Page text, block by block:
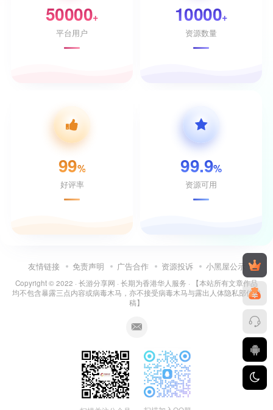
50000+
平台用户
10000+
资源数量
99%
好评率
99.9%
资源可用
友情链接 免责声明 广告合作 资源投诉 小黑屋公示
Copyright © 2022 · 长游分享网 · 长期为香港华人服务 · 【本站所有文章作品
均不包含暴露三点内容或病毒木马，亦不接受病毒木马与露出人体隐私部位投
稿】